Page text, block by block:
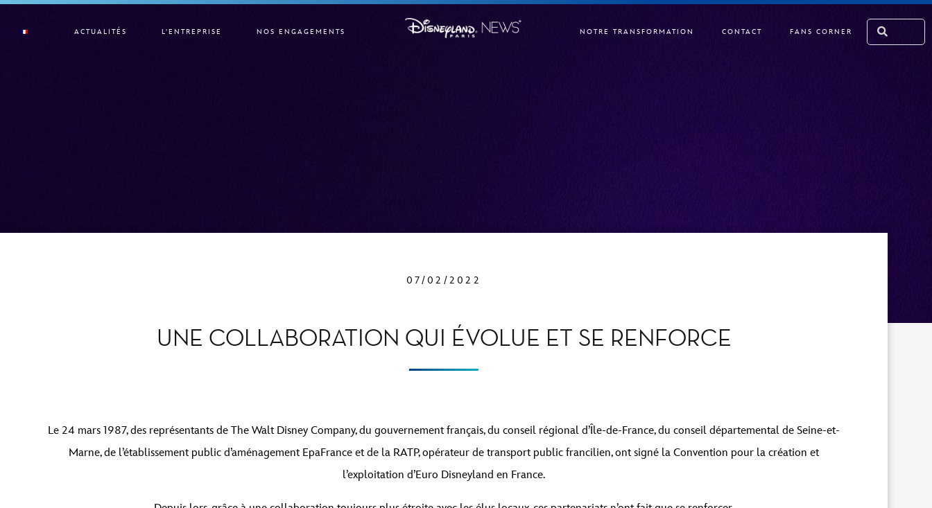
ACTUALITÉS L’ENTREPRISE NOS ENGAGEMENTS NOTRE TRANSFORMATION CONTACT FANS CORNER
07/02/2022
UNE COLLABORATION QUI ÉVOLUE ET SE RENFORCE
Le 24 mars 1987, des représentants de The Walt Disney Company, du gouvernement français, du conseil régional d’Île-de-France, du conseil départemental de Seine-et-
Marne, de l’établissement public d’aménagement EpaFrance et de la RATP, opérateur de transport public francilien, ont signé la Convention pour la création et
l’exploitation d’Euro Disneyland en France.